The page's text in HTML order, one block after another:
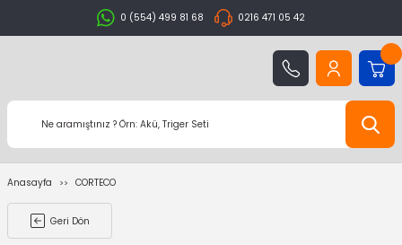
0 (554) 499 81 68 0216 471 05 42
Anasayfa CORTECO
Geri Dön